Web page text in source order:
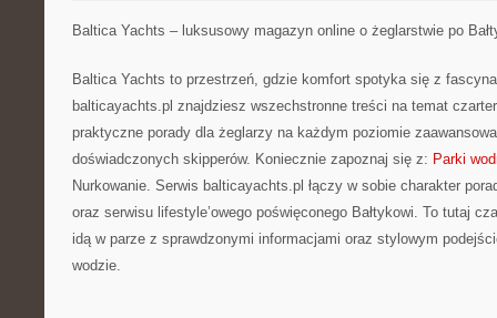
Baltica Yachts – luksusowy magazyn online o żeglarstwie po
Baltica Yachts to przestrzeń, gdzie komfort spotyka się z
balticayachts.pl znajdziesz wszechstronne treści na temat
praktyczne porady dla żeglarzy na każdym poziomie
doświadczonych skipperów. Koniecznie zapoznaj się z: Parki
Nurkowanie. Serwis balticayachts.pl łączy w sobie charakter
oraz serwisu lifestyle’owego poświęconego Bałtykowi. To tutaj
idą w parze z sprawdzonymi informacjami oraz stylowym
wodzie.